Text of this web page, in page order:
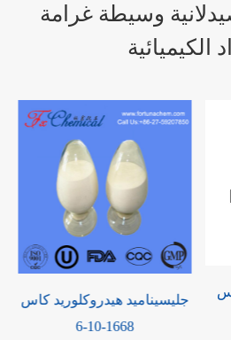
وسيطة غرامة
الكيميائية
جليسيناميد هيدروكلوريد كاس
1668-10-6